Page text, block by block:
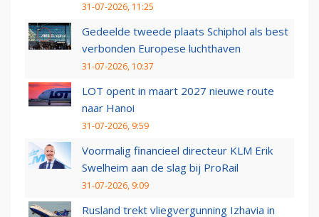
31-07-2026, 11:25
Gedeelde tweede plaats Schiphol als best
verbonden Europese luchthaven
31-07-2026, 10:37
LOT opent in maart 2027 nieuwe route
naar Hanoi
31-07-2026, 9:59
Voormalig financieel directeur KLM Erik
Swelheim aan de slag bij ProRail
31-07-2026, 9:09
Rusland trekt vliegvergunning Izhavia in